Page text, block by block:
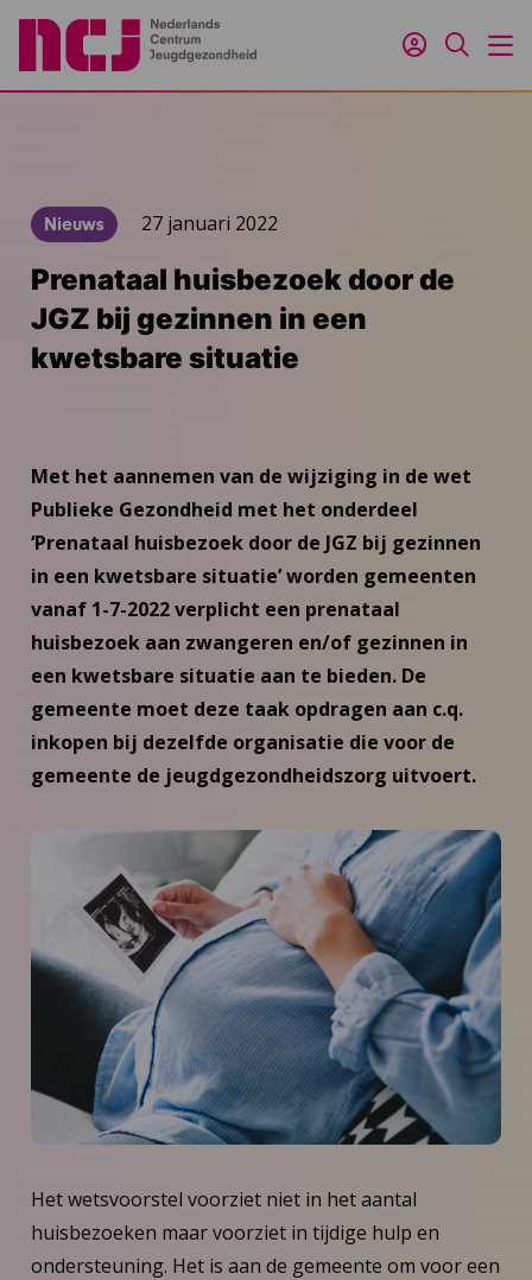
Inloggen
Zoeken
Nieuws 27 januari 2022
Prenataal huisbezoek door de
JGZ bij gezinnen in een
kwetsbare situatie
Met het aannemen van de wijziging in de wet
Publieke Gezondheid met het onderdeel
‘Prenataal huisbezoek door de JGZ bij gezinnen
in een kwetsbare situatie’ worden gemeenten
vanaf 1-7-2022 verplicht een prenataal
huisbezoek aan zwangeren en/of gezinnen in
een kwetsbare situatie aan te bieden. De
gemeente moet deze taak opdragen aan c.q.
inkopen bij dezelfde organisatie die voor de
gemeente de jeugdgezondheidszorg uitvoert.
Het wetsvoorstel voorziet niet in het aantal
huisbezoeken maar voorziet in tijdige hulp en
ondersteuning. Het is aan de gemeente om voor een